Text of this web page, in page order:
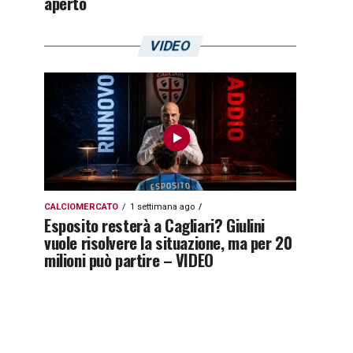
VIDEO
CALCIOMERCATO 1 settimana ago
Esposito resterà a Cagliari? Giulini
vuole risolvere la situazione, ma per 20
milioni può partire – VIDEO